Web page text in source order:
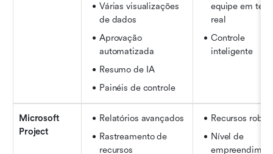
Várias visualizações
de dados
Aprovação
automatizada
Resumo de IA
Painéis de controle
equipe em
real
Controle
inteligente
Microsoft
Project
Relatórios avançados
Rastreamento de
recursos
Recursos
Nível de